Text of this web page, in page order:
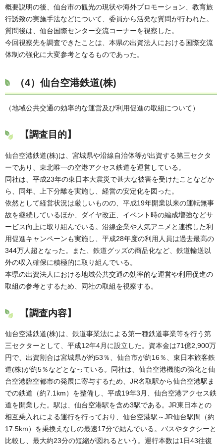
概要説明の後、仙台市の観光の現状や海外プロモーション、教育旅
行誘致の実施手法などについて、委員から活発な質問が行われた。
質問後は、仙台国際センター交流コーナーを視察した。
今回視察先を調査できたことは、本県の出資法人における国際交流
体制の強化に大変参考となるものであった。
（4）仙台空港鉄道(株)
（地域公共交通の効率的な運営及び利用促進の取組について）
【調査目的】
仙台空港鉄道(株)は、宮城県や沿線自治体等が出資する第三セクタ
ーであり、東北唯一の空港アクセス鉄道を運営している。
同社は、平成23年の東日本大震災で甚大な被害を受けたことなどか
ら、同年、上下分離を実施し、経営の安定化を図った。
依然として経営状況は厳しいものの、平成19年開業以来の運転無事
故を継続しているほか、ダイヤ改正、イベント時の編成増強などサ
ービス向上に取り組んでいる。沿線企業や人気アニメと連携した利
用促進キャンペーンも実施し、平成28年度の利用人員は過去最高の
344万人超となった。また、鉄道グッズの商品化など、鉄道輸送以
外の収入確保に積極的に取り組んでいる。
本県の出資法人における地域公共交通の効率的な運営や利用促進の
取組の参考とするため、同社の取組を視察する。
【調査内容】
仙台空港鉄道(株)は、鉄道事業法による第一種鉄道事業等を行う第
三セクターとして、平成12年4月に設立した。資本金は71億2,900万
円で、出資割合は宮城県が約53％、仙台市が約16％、東日本旅客鉄
道(株)が約5％などとなっている。同社は、仙台空港機能の強化と仙
台空港臨空都市の発展に寄与するため、JR名取駅から仙台空港駅ま
での鉄道（約7.1km）を整備し、平成19年3月、仙台空港アクセス鉄
道を開業した。駅は、仙台空港駅を含め3駅である。JR東日本との
相互乗入れによる運行を行っており、仙台空港駅～JR仙台駅間（約
17.5km）を乗換えなしの最速17分で結んでいる。バスやタクシーと
比較し、最大約23分の短縮が図れるという。運行本数は1日43往復